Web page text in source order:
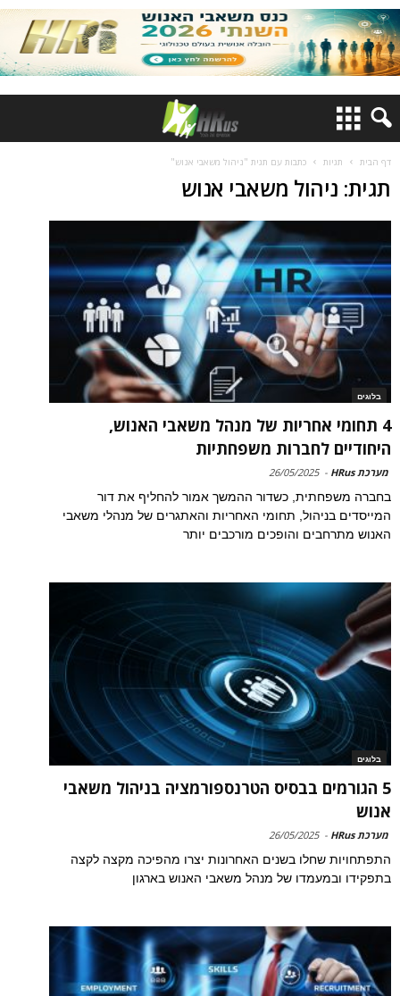
דף הבית תגיות כתבות עם תגית "ניהול משאבי אנוש"
תגית: ניהול משאבי אנוש
בלוגים
4 תחומי אחריות של מנהל משאבי האנוש,
היחודיים לחברות משפחתיות
מערכת HRus -
26/05/2025
בחברה משפחתית, כשדור ההמשך אמור להחליף את דור
המייסדים בניהול, תחומי האחריות והאתגרים של מנהלי משאבי
האנוש מתרחבים והופכים מורכבים יותר
בלוגים
5 הגורמים בבסיס הטרנספורמציה בניהול משאבי
אנוש
מערכת HRus -
26/05/2025
התפתחויות שחלו בשנים האחרונות יצרו מהפיכה מקצה לקצה
בתפקידו ובמעמדו של מנהל משאבי האנוש בארגון